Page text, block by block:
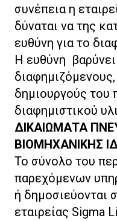
συνέπεια η
δύναται να της
ευθύνη για το
Η ευθύνη
δημιουργούς του
διαφημιστικού
ΔΙΚΑΙΩΜΑΤΑ
ΒΙΟΜΗΧΑΝΙΚΗΣ
Το σύνολο του
παρεχόμενων
ή δημοσιεύονται
εταιρείας Sigma